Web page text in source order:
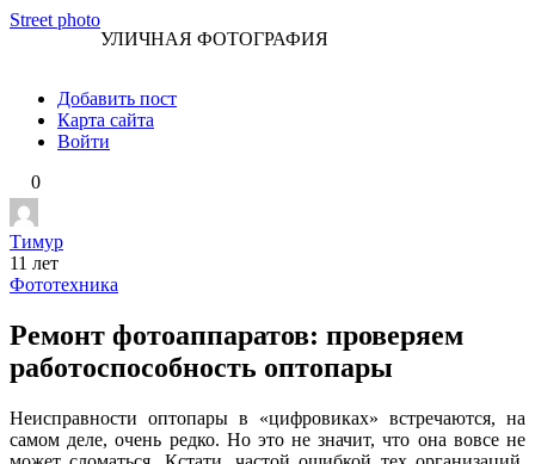
Перейти
Street photo
УЛИЧНАЯ ФОТОГРАФИЯ
Добавить пост
Карта сайта
Войти
0
Тимур
11 лет
Фототехника
Ремонт фотоаппаратов: проверяем
работоспособность оптопары
Неисправности оптопары в «цифровиках» встречаются, на
самом деле, очень редко. Но это не значит, что она вовсе не